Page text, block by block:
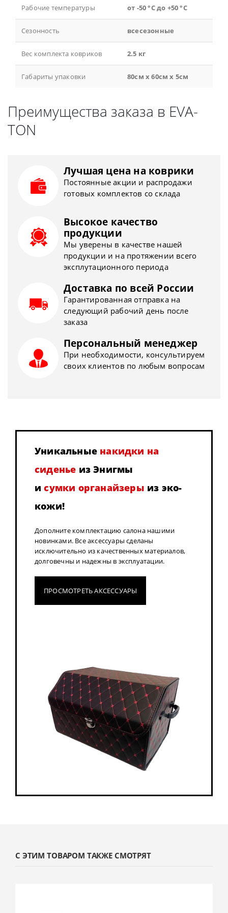
Рабочие температуры от -50 °С до +50 °С
Сезонность всесезонные
Вес комплекта ковриков 2.5 кг
Габариты упаковки 80см x 60см x 5см
Преимущества заказа в EVA-
TON
Лучшая цена на коврики
Постоянные акции и распродажи
готовых комплектов со склада
Высокое качество
продукции
Мы уверены в качестве нашей
продукции и на протяжении всего
эксплутационного периода
Доставка по всей России
Гарантированная отправка на
следующий рабочий день после
заказа
Персональный менеджер
При необходимости, консультируем
своих клиентов по любым вопросам
Уникальные накидки на
сиденье из Энигмы
исумки органайзеры из эко-
кожи!
Дополните комплектацию салона нашими
новинками. Все аксессуары сделаны
исключительно из качественных материалов,
долговечны и надежны в эксплуатации.
ПРОСМОТРЕТЬ АКСЕССУАРЫ
С ЭТИМ ТОВАРОМ ТАКЖЕ СМОТРЯТ